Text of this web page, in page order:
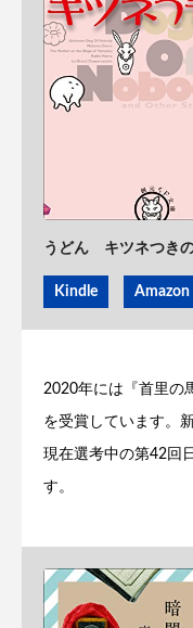
うどん キツネつき
Kindle Amazon
2020年には『首里の
を受賞しています。
現在選考中の第42回
す。